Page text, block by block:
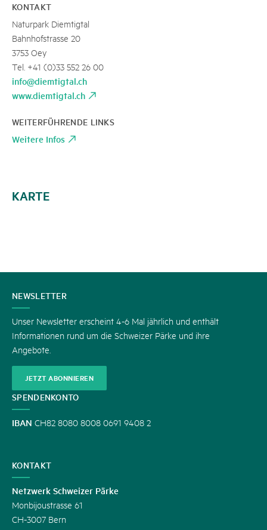
KONTAKT
Naturpark Diemtigtal
Bahnhofstrasse 20
3753 Oey
Tel. +41 (0)33 552 26 00
info@diemtigtal.ch
www.diemtigtal.ch
WEITERFÜHRENDE LINKS
Weitere Infos
KARTE
KONTAKT
NEWSLETTER
Unser Newsletter erscheint 4-6 Mal jährlich und enthält
Informationen rund um die Schweizer Pärke und ihre
Angebote.
JETZT ABONNIEREN
SPENDENKONTO
IBAN CH82 8080 8008 0691 9408 2
KONTAKT
Netzwerk Schweizer Pärke
Monbijoustrasse 61
CH-3007 Bern